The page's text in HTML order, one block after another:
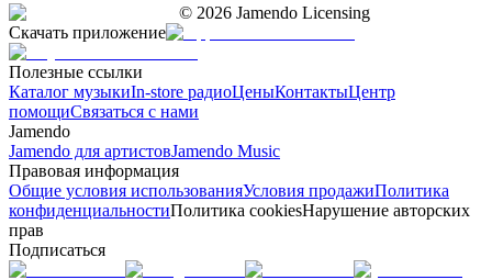
© 2026 Jamendo Licensing
Скачать приложение
Полезные ссылки
Каталог музыкиIn-store радиоЦеныКонтактыЦентр
помощиСвязаться с нами
Jamendo
Jamendo для артистовJamendo Music
Правовая информация
Общие условия использованияУсловия продажиПолитика
конфиденциальностиПолитика cookiesНарушение авторских
прав
Подписаться